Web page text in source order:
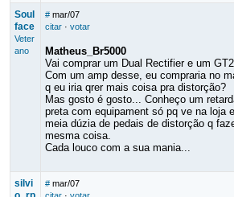
Soul
face
Veter
ano
# mar/07
citar· votar
Matheus_Br5000
Vai comprar um Dual Rectifier e um
Com um amp desse, eu compraria no
q eu iria qrer mais coisa pra distorção?
Mas gosto é gosto... Conheço um
preta com equipament só pq ve na loja
meia dúzia de pedais de distorção q
mesma coisa.
Cada louco com a sua mania...
silvi
# mar/07